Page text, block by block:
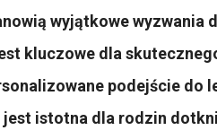
wyjątkowe
kluczowe dla
podejście do
jest istotna dla rodzin